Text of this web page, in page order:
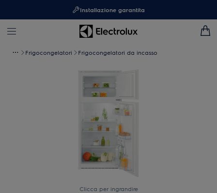
Installazione garantita
Frigocongelatori Frigocongelatori da incasso
Clicca per ingrandire